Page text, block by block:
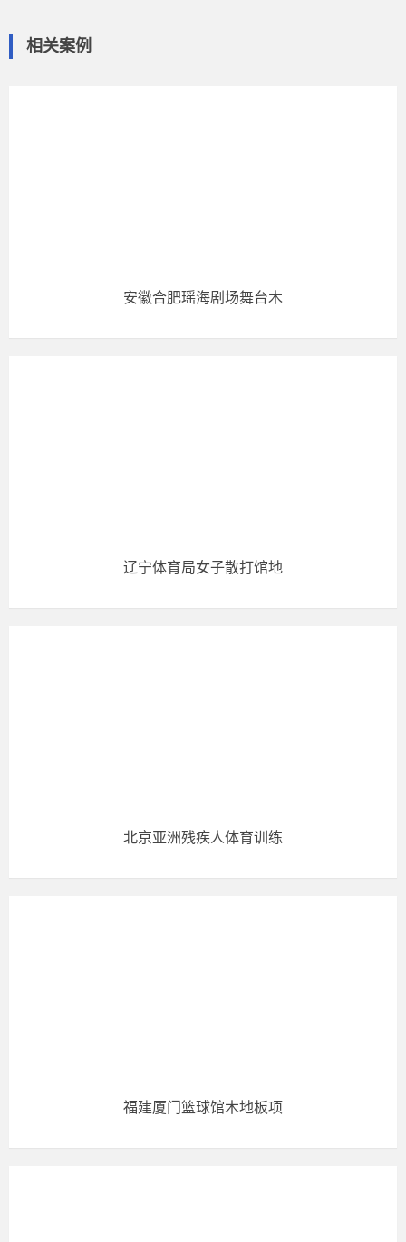
相关案例
安徽合肥瑶海剧场舞台木
辽宁体育局女子散打馆地
北京亚洲残疾人体育训练
福建厦门篮球馆木地板项